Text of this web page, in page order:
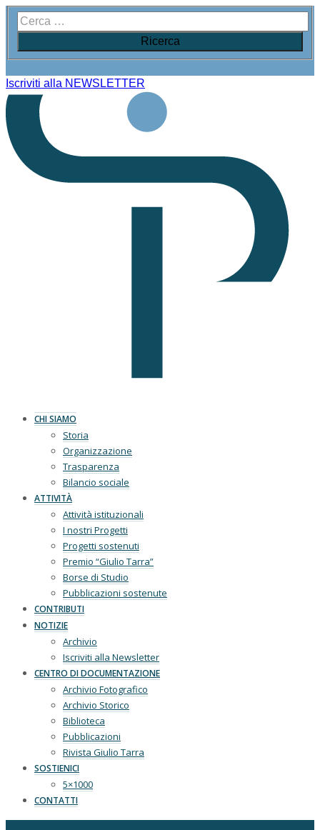
Iscriviti alla NEWSLETTER
CHI SIAMO
Storia
Organizzazione
Trasparenza
Bilancio sociale
ATTIVITÀ
Attività istituzionali
I nostri Progetti
Progetti sostenuti
Premio “Giulio Tarra”
Borse di Studio
Pubblicazioni sostenute
CONTRIBUTI
NOTIZIE
Archivio
Iscriviti alla Newsletter
CENTRO DI DOCUMENTAZIONE
Archivio Fotografico
Archivio Storico
Biblioteca
Pubblicazioni
Rivista Giulio Tarra
SOSTIENICI
5×1000
CONTATTI